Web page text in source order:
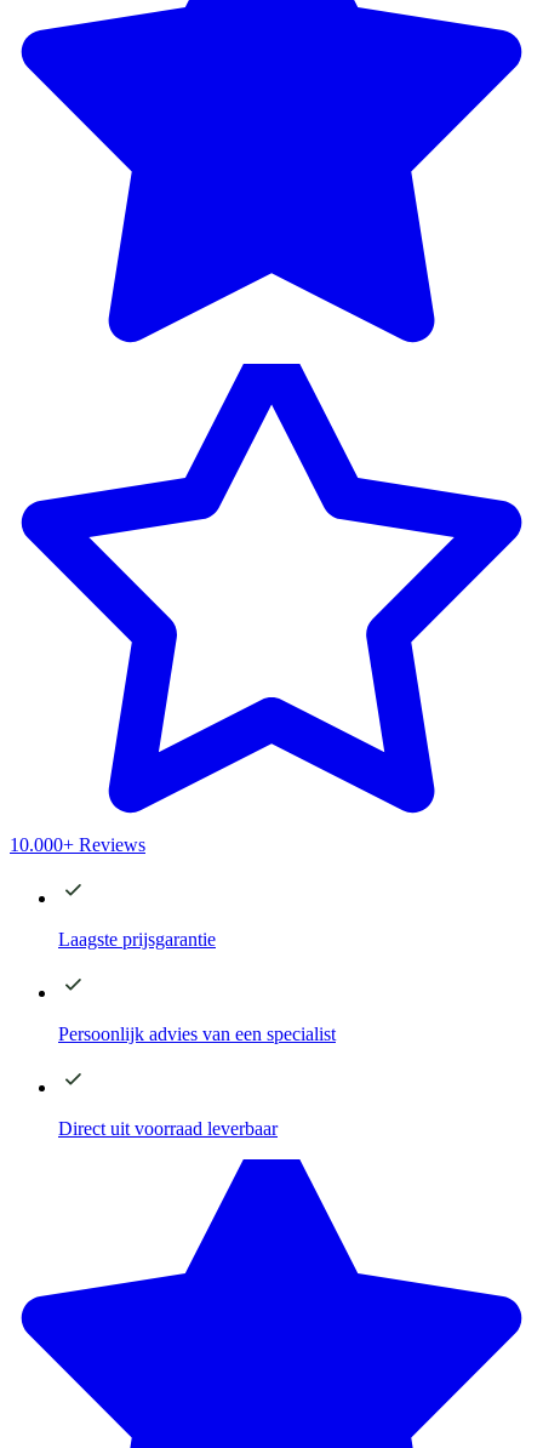
10.000+ Reviews
Laagste prijsgarantie
Persoonlijk advies van een specialist
Direct uit voorraad leverbaar